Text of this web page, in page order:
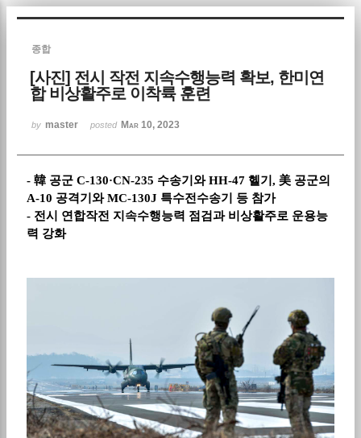
종합
[사진] 전시 작전 지속수행능력 확보, 한미연
합 비상활주로 이착륙 훈련
by master posted Mar 10, 2023
- 韓 공군 C-130·CN-235 수송기와 HH-47 헬기, 美 공군의
A-10 공격기와 MC-130J 특수전수송기 등 참가
- 전시 연합작전 지속수행능력 점검과 비상활주로 운용능
력 강화
Sketchbook5, 스케치북5
Sketchbook5, 스케치북5